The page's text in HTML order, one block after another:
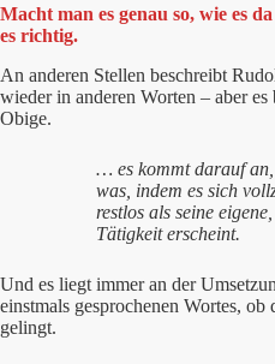
Macht man es genau so, wie es
es richtig.
An anderen Stellen beschreibt
wieder in anderen Worten – aber es
Obige.
… es kommt darauf
was, indem es sich
restlos als seine
Tätigkeit erscheint.
Und es liegt immer an der
einstmals gesprochenen Wortes, ob
gelingt.